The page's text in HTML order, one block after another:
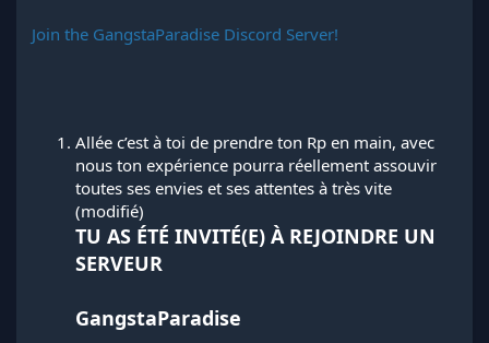
Join the GangstaParadise Discord Server!
Allée c’est à toi de prendre ton Rp en main, avec
nous ton expérience pourra réellement assouvir
toutes ses envies et ses attentes à très vite
(modifié)
TU AS ÉTÉ INVITÉ(E) À REJOINDRE UN
SERVEUR
GangstaParadise